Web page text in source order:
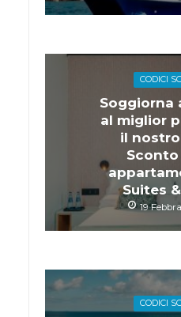
CODICI
Soggiorna
al miglior
il
Suites
19
CODICI